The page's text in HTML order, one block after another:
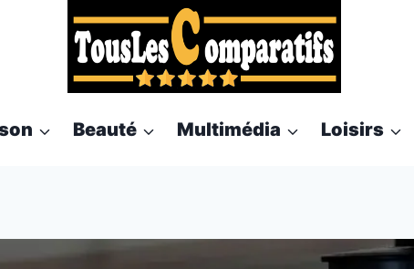
Beauté Multimédia Loisirs